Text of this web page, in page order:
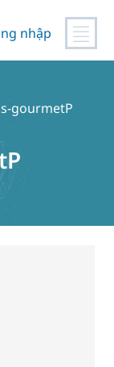
nhập
gourmetP